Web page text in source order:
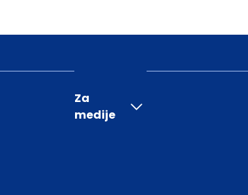
Za
medije